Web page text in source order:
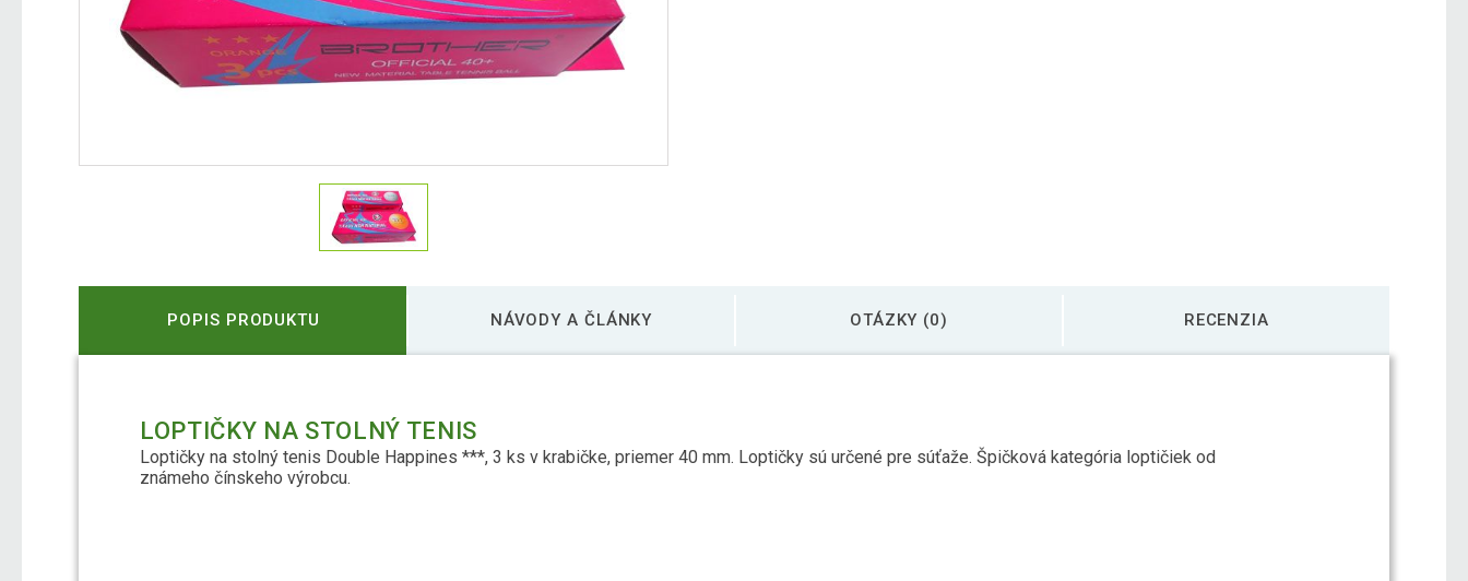
POPIS PRODUKTU NÁVODY A ČLÁNKY OTÁZKY (0) RECENZIA
LOPTIČKY NA STOLNÝ TENIS
Loptičky na stolný tenis Double Happines ***, 3 ks v krabičke, priemer 40 mm. Loptičky sú určené pre súťaže. Špičková kategória loptičiek od
známeho čínskeho výrobcu.